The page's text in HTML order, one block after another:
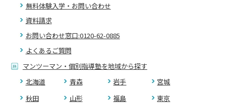
無料体験入学・お問い合わせ
資料請求
お問い合わせ窓口:0120-62-0885
よくあるご質問
マンツーマン・個別指導塾を地域から探す
北海道
青森 岩手
宮城
秋田
山形 福島
東京